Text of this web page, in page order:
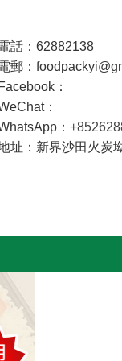
話：62882138
郵：
：
：
：
址：新界沙田火炭